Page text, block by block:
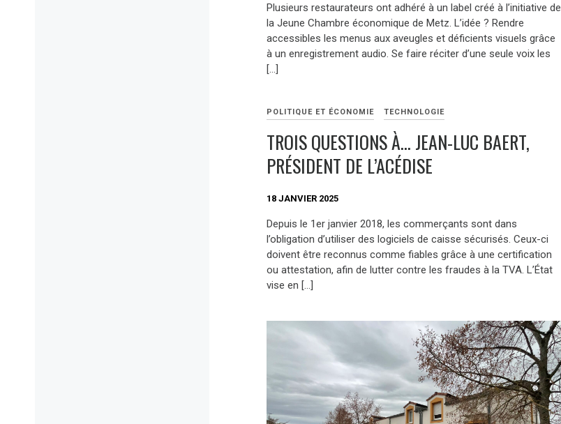
Plusieurs restaurateurs ont adhéré à un label créé à l’initiative de
la Jeune Chambre économique de Metz. L’idée ? Rendre
accessibles les menus aux aveugles et déficients visuels grâce
à un enregistrement audio. Se faire réciter d’une seule voix les
[…]
POLITIQUE ET ÉCONOMIE TECHNOLOGIE
TROIS QUESTIONS À… JEAN-LUC BAERT,
PRÉSIDENT DE L’ACÉDISE
18 JANVIER 2025
Depuis le 1er janvier 2018, les commerçants sont dans
l’obligation d’utiliser des logiciels de caisse sécurisés. Ceux-ci
doivent être reconnus comme fiables grâce à une certification
ou attestation, afin de lutter contre les fraudes à la TVA. L’État
vise en […]